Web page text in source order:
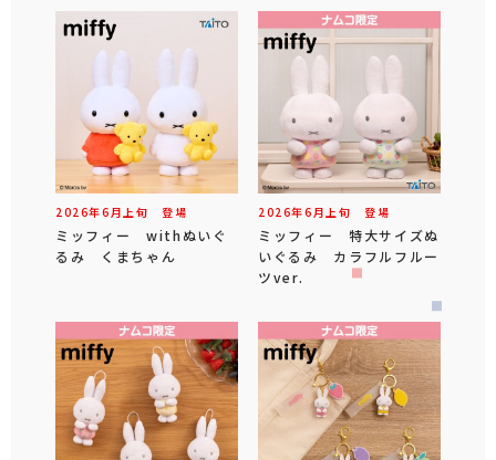
2026年6 月 上旬 登場
ミッフィー withぬいぐ
るみ くまちゃん
2026年6 月 上旬 登場
ミッフィー 特大サイズぬ
いぐるみ カラフルフルー
ツver.